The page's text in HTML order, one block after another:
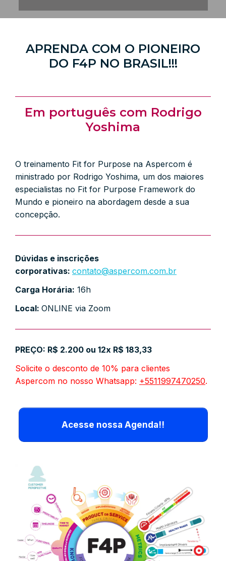
APRENDA COM O PIONEIRO
DO F4P NO BRASIL!!!
Em português com Rodrigo
Yoshima
O treinamento Fit for Purpose na Aspercom é
ministrado por Rodrigo Yoshima, um dos maiores
especialistas no Fit for Purpose Framework do
Mundo e pioneiro na abordagem desde a sua
concepção.
Dúvidas e inscrições
corporativas: contato@aspercom.com.br
Carga Horária: 16h
Local: ONLINE via Zoom
PREÇO: R$ 2.200 ou 12x R$ 183,33
Solicite o desconto de 10% para clientes
Aspercom no nosso Whatsapp: +5511997470250.
Acesse nossa Agenda!!